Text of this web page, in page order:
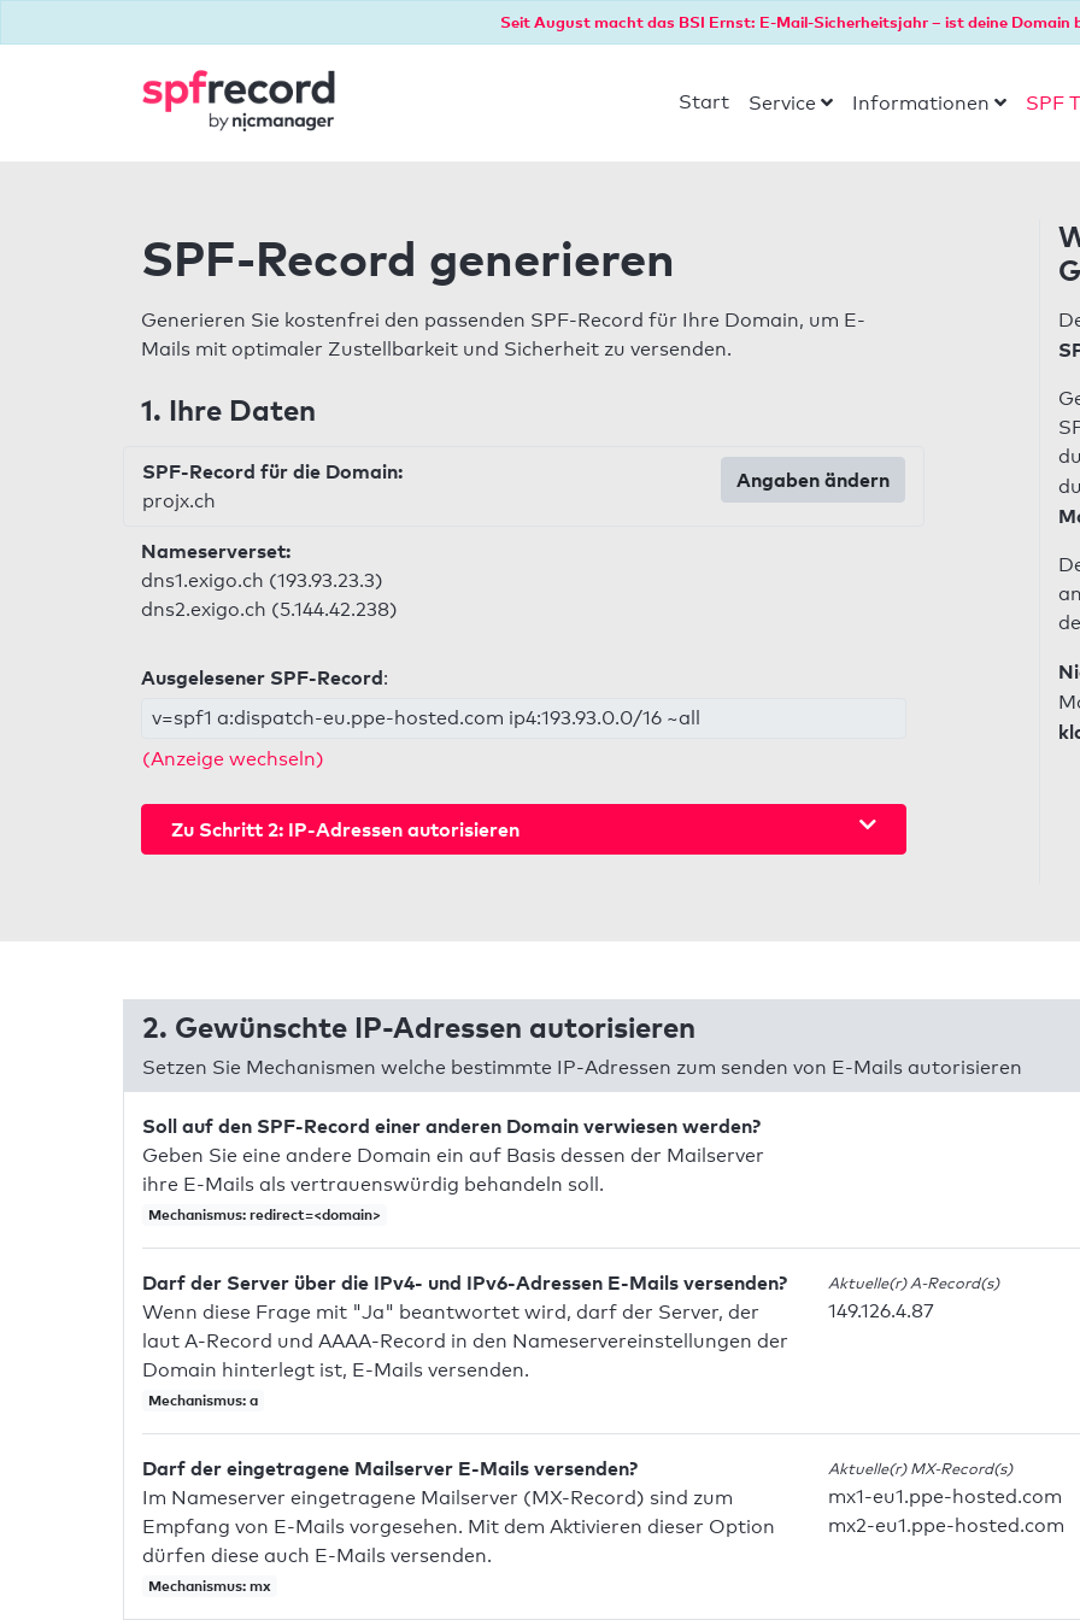
Seit August macht das BSI Ernst: E-Mail-Sicherheitsjahr – ist deine Domain
Start Service Informationen SPF
SPF-Record generieren
Generieren Sie kostenfrei den passenden SPF-Record für Ihre Domain, um E-
Mails mit optimaler Zustellbarkeit und Sicherheit zu versenden.
1. Ihre Daten
SPF-Record für die Domain:
projx.ch
Angaben ändern
Nameserverset:
dns1.exigo.ch (193.93.23.3)
dns2.exigo.ch (5.144.42.238)
Ausgelesener SPF-Record:
v=spf1 a:dispatch-eu.ppe-hosted.com ip4:193.93.0.0/16 ~all
(Anzeige wechseln)
Zu Schritt 2: IP-Adressen autorisieren
2. Gewünschte IP-Adressen autorisieren
Setzen Sie Mechanismen welche bestimmte IP-Adressen zum senden von E-Mails autorisieren
Soll auf den SPF-Record einer anderen Domain verwiesen werden?
Geben Sie eine andere Domain ein auf Basis dessen der Mailserver
ihre E-Mails als vertrauenswürdig behandeln soll.
Mechanismus: redirect=<domain>
Darf der Server über die IPv4- und IPv6-Adressen E-Mails versenden?
Wenn diese Frage mit "Ja" beantwortet wird, darf der Server, der
laut A-Record und AAAA-Record in den Nameservereinstellungen der
Domain hinterlegt ist, E-Mails versenden.
Mechanismus: a
Aktuelle(r) A-Record(s)
149.126.4.87
Darf der eingetragene Mailserver E-Mails versenden?
Im Nameserver eingetragene Mailserver (MX-Record) sind zum
Empfang von E-Mails vorgesehen. Mit dem Aktivieren dieser Option
dürfen diese auch E-Mails versenden.
Mechanismus: mx
Aktuelle(r) MX-Record(s)
mx1-eu1.ppe-hosted.com
mx2-eu1.ppe-hosted.com